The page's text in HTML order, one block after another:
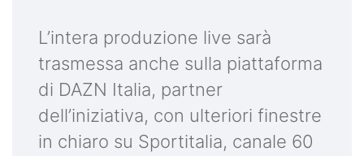
L’intera produzione live sarà
trasmessa anche sulla piattaforma
di DAZN Italia, partner
dell’iniziativa, con ulteriori finestre
in chiaro su Sportitalia, canale 60